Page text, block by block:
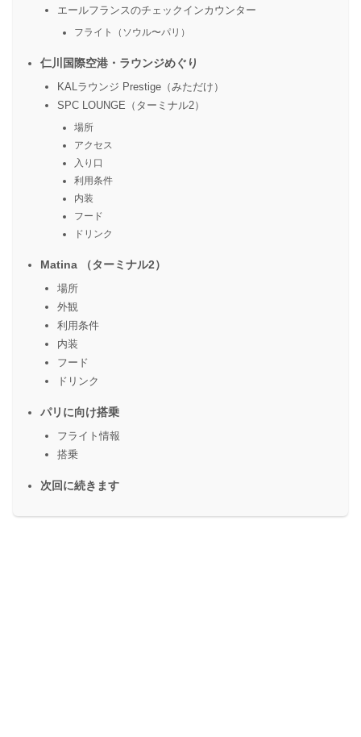
エールフランスのチェックインカウンター
フライト（ソウル〜パリ）
仁川国際空港・ラウンジめぐり
KALラウンジ Prestige（みただけ）
SPC LOUNGE（ターミナル2）
場所
アクセス
入り口
利用条件
内装
フード
ドリンク
Matina （ターミナル2）
場所
外観
利用条件
内装
フード
ドリンク
パリに向け搭乗
フライト情報
搭乗
次回に続きます